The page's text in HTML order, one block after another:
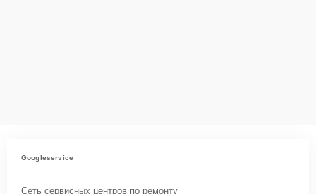
Googleservice
Сеть сервисных центров по ремонту